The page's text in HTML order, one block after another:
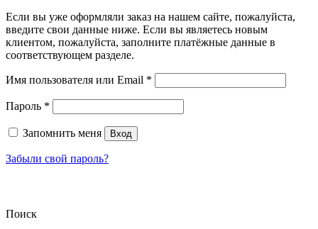
Если вы уже оформляли заказ на нашем сайте, пожалуйста,
введите свои данные ниже. Если вы являетесь новым
клиентом, пожалуйста, заполните платёжные данные в
соответствующем разделе.
Имя пользователя или Email *
Пароль *
Запомнить меня Вход
Забыли свой пароль?
Поиск